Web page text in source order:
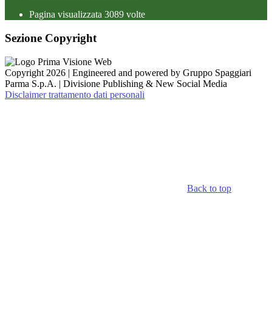
Pagina visualizzata 3089 volte
Sezione Copyright
Copyright 2026 | Engineered and powered by Gruppo Spaggiari
Parma S.p.A. | Divisione Publishing & New Social Media
Disclaimer trattamento dati personali
Back to top